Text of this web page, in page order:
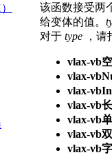
口、
行为
的工
存为
该函数接受两
给变体的值。
对于 type ，
vlax-vb空
vlax-
vlax-
vlax-vb长
vlax-vb单
vlax-vb
vlax-vb